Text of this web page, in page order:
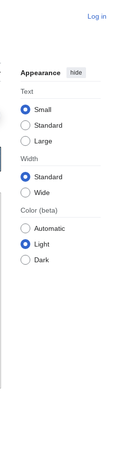
Log in
Appearance hide
Text
Small
Standard
Large
Width
Standard
Wide
Color (beta)
Automatic
Light
Dark